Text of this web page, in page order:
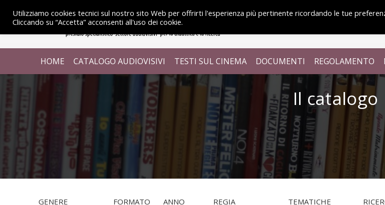
HOME CATALOGO AUDIOVISIVI TESTI SUL CINEMA DOCUMENTI REGOLAMENTO
Il catalogo
GENERE
FORMATO
ANNO REGIA TEMATICHE
Utilizziamo cookies tecnici sul nostro sito Web per offrirti l'esperienza più pertinente ricordando le tue
Cliccando su “Accetta” acconsenti all'uso dei cookie.